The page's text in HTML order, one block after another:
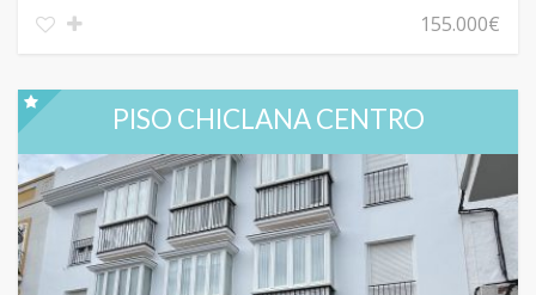
155.000€
PISO CHICLANA CENTRO